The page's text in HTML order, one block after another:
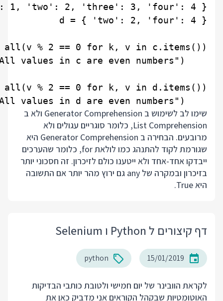
שימו לב לשימוש ב Generator Comprehension ולא ב
List Comprehension, כלומר סוגריים עגולים ולא
מרובעים. הבחירה ב Generator Comprehension היא
שגורמת לקוד להתנהג כמו לולאת for, כלומר שהערכים
ייבדקו אחד-אחד ולא ייטענו כולם לזיכרון. זה חסכוני יותר
בזיכרון ובמקרה של any גם ירוץ מהר יותר אם התשובה
היא True.
דף קיצורים ל Python ו Selenium
15/01/2019
python
לקראת הוובינר של יום חמישי ולטובת כותבי הבדיקות
האוטומטיות שבקהל הקוראים אני מדביק כאן את